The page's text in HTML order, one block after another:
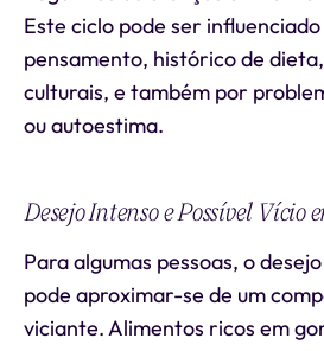
Este ciclo pode ser
pensamento, histórico de
culturais, e também por
ou autoestima.
Desejo Intenso e Possível Vício
Para algumas pessoas, o
pode aproximar-se de um
viciante. Alimentos ricos em